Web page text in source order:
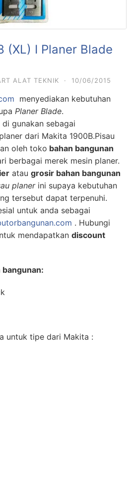
(XL) I Planer Blade
ALAT TEKNIK · 10/06/2015
menyediakan kebutuhan
Planer Blade.
gunakan sebagai
dari Makita 1900B.Pisau
oleh toko bahan bangunan
berbagai merek mesin planer.
atau grosir bahan bangunan
planerini supaya kebutuhan
tersebut dapat terpenuhi.
untuk anda sebagai
. Hubungi
mendapatkan discount
bangunan:
untuk tipe dari Makita :